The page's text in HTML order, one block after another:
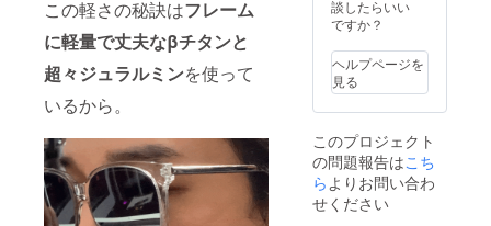
この軽さの秘訣はフレーム
に軽量で丈夫なβチタンと
超々ジュラルミンを使って
いるから。
リー
※製造状
況によ
り出荷
時期が
場合、
早急に
ご連絡
致しま
す。
談したらいい
ですか？
ヘルプページを
見る
このプロジェクト
の問題報告はこち
らよりお問い合わ
せください